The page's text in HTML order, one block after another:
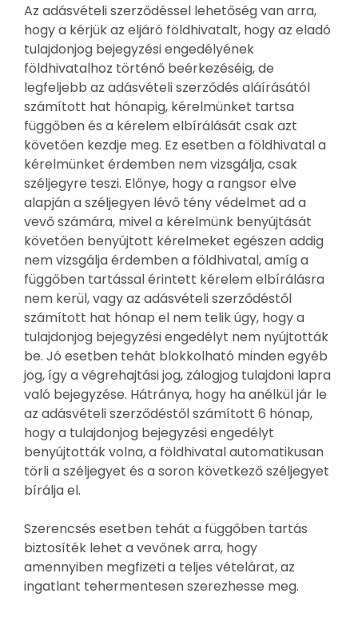
Az adásvételi szerződéssel lehetőség van arra,
hogy a kérjük az eljáró földhivatalt, hogy az eladó
tulajdonjog bejegyzési engedélyének
földhivatalhoz történő beérkezéséig, de
legfeljebb az adásvételi szerződés aláírásától
számított hat hónapig, kérelmünket tartsa
függőben és a kérelem elbírálását csak azt
követően kezdje meg. Ez esetben a földhivatal a
kérelmünket érdemben nem vizsgálja, csak
széljegyre teszi. Előnye, hogy a rangsor elve
alapján a széljegyen lévő tény védelmet ad a
vevő számára, mivel a kérelmünk benyújtását
követően benyújtott kérelmeket egészen addig
nem vizsgálja érdemben a földhivatal, amíg a
függőben tartással érintett kérelem elbírálásra
nem kerül, vagy az adásvételi szerződéstől
számított hat hónap el nem telik úgy, hogy a
tulajdonjog bejegyzési engedélyt nem nyújtották
be. Jó esetben tehát blokkolható minden egyéb
jog, így a végrehajtási jog, zálogjog tulajdoni lapra
való bejegyzése. Hátránya, hogy ha anélkül jár le
az adásvételi szerződéstől számított 6 hónap,
hogy a tulajdonjog bejegyzési engedélyt
benyújtották volna, a földhivatal automatikusan
törli a széljegyet és a soron következő széljegyet
bírálja el.
Szerencsés esetben tehát a függőben tartás
biztosíték lehet a vevőnek arra, hogy
amennyiben megfizeti a teljes vételárat, az
ingatlant tehermentesen szerezhesse meg.